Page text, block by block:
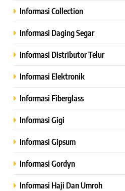
Informasi Collection
Informasi Daging Segar
Informasi Distributor Telur
Informasi Elektronik
Informasi Fiberglass
Informasi Gigi
Informasi Gipsum
Informasi Gordyn
Informasi Haji Dan Umroh